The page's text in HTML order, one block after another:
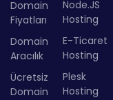
Domain
Fiyatları
Domain
Aracılık
Ücretsiz
Domain
Node.JS
Hosting
E-Ticaret
Hosting
Plesk
Hosting